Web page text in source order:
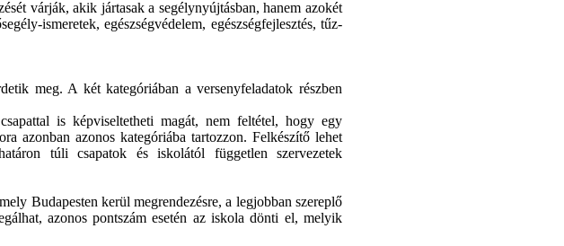
várják, akik jártasak a segélynyújtásban, hanem azokét
ismeretek, egészségvédelem, egészségfejlesztés, tűz-
meg. A két kategóriában a versenyfeladatok részben
is képviseltetheti magát, nem feltétel, hogy egy
azonban azonos kategóriába tartozzon. Felkészítő lehet
túli csapatok és iskolától független szervezetek
Budapesten kerül megrendezésre, a legjobban szereplő
azonos pontszám esetén az iskola dönti el, melyik